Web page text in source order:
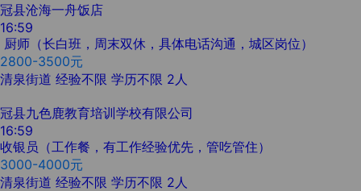
冠县沧海一舟饭店
16:59
厨师（长白班，周末双休，具体电话沟通，城区岗位）
2800-3500元
清泉街道 经验不限 学历不限 2人
冠县九色鹿教育培训学校有限公司
16:59
收银员（工作餐，有工作经验优先，管吃管住）
3000-4000元
清泉街道 经验不限 学历不限 2人